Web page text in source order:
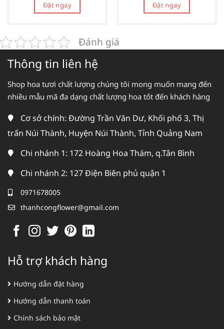
Đặt ngay Đặt ngay
Đánh giá
Thông tin liên hệ
Shop hoa tươi chất lượng chúng tôi mong muốn mang đến
nhiều mẫu mã đa dạng chất lượng hoa tốt đến khách hàng
Cơ sở chính: Đường Trần Văn Dư, Khối phố 3, Thị
trấn Núi Thành, Huyện Núi Thành, Tỉnh Quảng Nam
Chi nhánh 1: 172 Hoàng Hoa Thám, q.Tân Bình
Chi nhánh 2: 127 Điện Biên phủ quận 1
0971678005
thanhcongflower@gmail.com
Hỗ trợ khách hàng
Hướng dẫn đặt hàng
Hướng dẫn thanh toán
Chính sách bảo mật